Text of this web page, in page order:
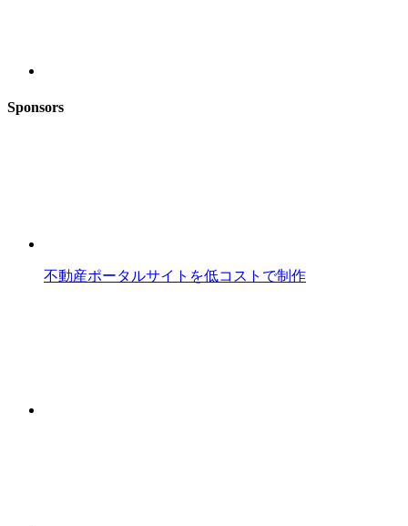
Sponsors
不動産ポータルサイトを低コストで制作